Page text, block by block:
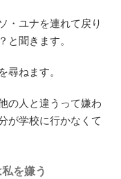
・ユナを連れて戻り
と聞きます。
尋ねます。
の人と違うって嫌わ
が学校に行かなくて
を嫌う